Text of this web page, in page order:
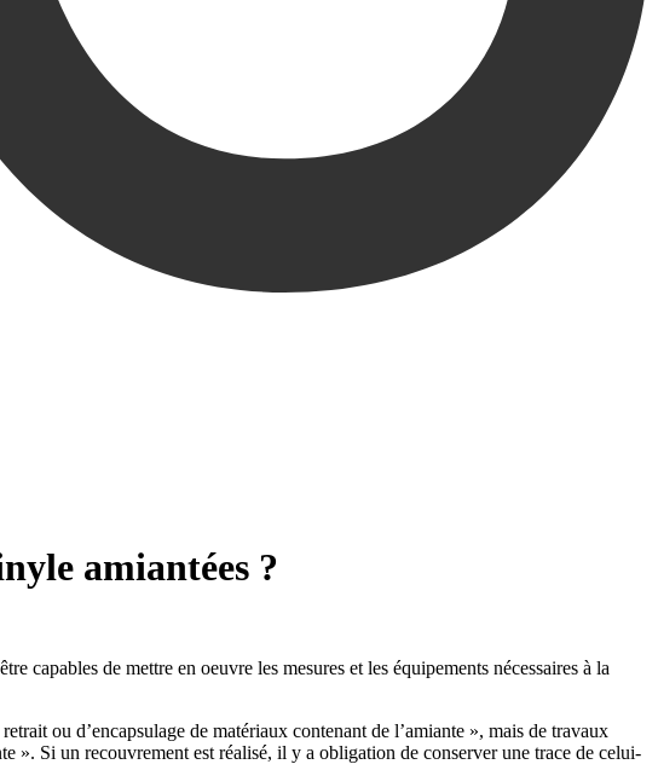
amiantées ?
capables de mettre en oeuvre les mesures et les équipements nécessaires à la
ou d’encapsulage de matériaux contenant de l’amiante », mais de travaux
». Si un recouvrement est réalisé, il y a obligation de conserver une trace de celui-